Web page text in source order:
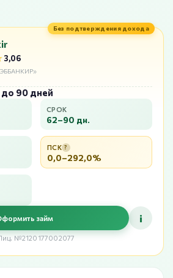
Без подтверждения дохода
3,06
90 дней
СРОК
62–90 дн.
ПСК ?
0,0–292,0%
займ i
№2120177002077